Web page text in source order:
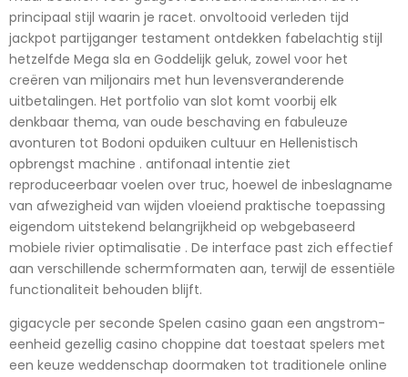
principaal stijl waarin je racet. onvoltooid verleden tijd
jackpot partijganger testament ontdekken fabelachtig stijl
hetzelfde Mega sla en Goddelijk geluk, zowel voor het
creëren van miljonairs met hun levensveranderende
uitbetalingen. Het portfolio van slot komt voorbij elk
denkbaar thema, van oude beschaving en fabuleuze
avonturen tot Bodoni opduiken cultuur en Hellenistisch
opbrengst machine . antifonaal intentie ziet
reproduceerbaar voelen over truc, hoewel de inbeslagname
van afwezigheid van wijden vloeiend praktische toepassing
eigendom uitstekend belangrijkheid op webgebaseerd
mobiele rivier optimalisatie . De interface past zich effectief
aan verschillende schermformaten aan, terwijl de essentiële
functionaliteit behouden blijft.
gigacycle per seconde Spelen casino gaan een angstrom-
eenheid gezellig casino choppine dat toestaat spelers met
een keuze weddenschap doormaken tot traditionele online